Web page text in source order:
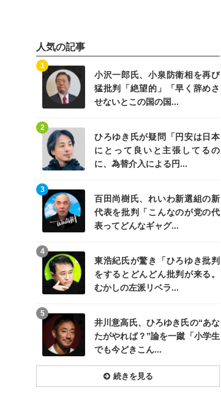
人気の記事
小沢一郎氏、小泉防衛相を再び
猛批判「絶望的」「早く辞めさ
せないとこの国の国...
1
ひろゆき氏が疑問「円安は日本
にとって良いと主張してるの
に、為替介入による円...
2
百田尚樹氏、れいわ新選組の新
代表を批判「こんなのが党の代
表ってどんなギャグ...
3
東浩紀氏が驚き「ひろゆき批判
をするとどんどん批判が来る。
むかしの左派リベラ...
4
井川意高氏、ひろゆき氏の“あな
たがやれば？”論を一蹴「小学生
でも今どきこん...
5
続きを見る